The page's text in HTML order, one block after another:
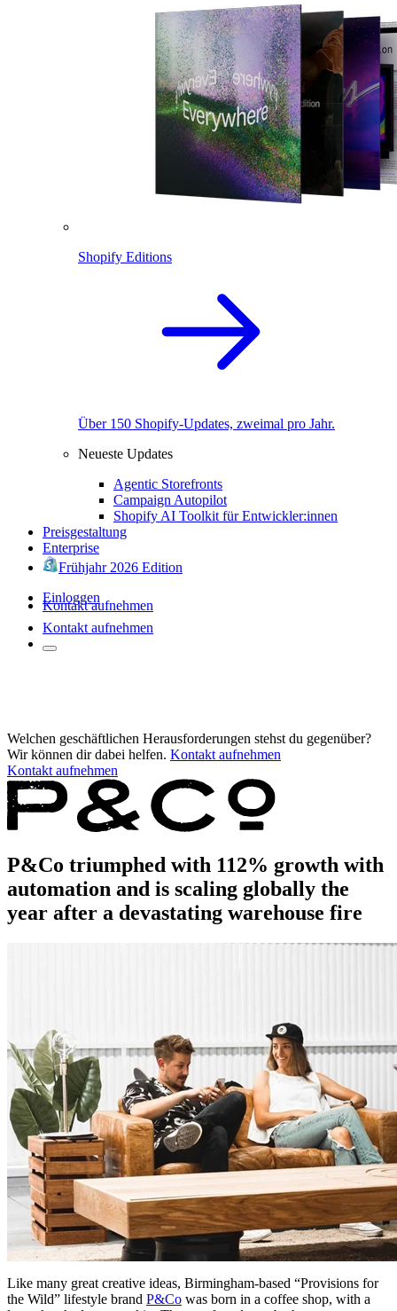
Shopify Editions
Über 150 Shopify-Updates, zweimal pro Jahr.
Neueste Updates
Agentic Storefronts
Campaign Autopilot
Shopify AI Toolkit für Entwickler:innen
Preisgestaltung
Enterprise
Frühjahr 2026 Edition
Einloggen
Kontakt aufnehmen
Kontakt aufnehmen
Welchen geschäftlichen Herausforderungen stehst du gegenüber?
Wir können dir dabei helfen. Kontakt aufnehmen
Kontakt aufnehmen
P&Co triumphed with 112% growth with
automation and is scaling globally the
year after a devastating warehouse fire
Like many great creative ideas, Birmingham-based “Provisions for
the Wild” lifestyle brand P&Co was born in a coffee shop, with a